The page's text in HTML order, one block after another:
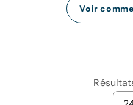
Voir